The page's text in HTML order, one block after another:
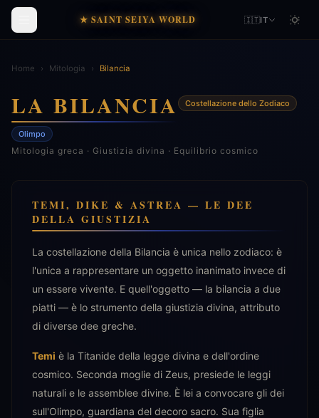
★ SAINT SEIYA WORLD 🇮🇹IT
Home › Mitologia › Bilancia
LA BILANCIA Costellazione dello Zodiaco
Olimpo
Mitologia greca · Giustizia divina · Equilibrio cosmico
TEMI, DIKE & ASTREA — LE DEE
DELLA GIUSTIZIA
La costellazione della Bilancia è unica nello zodiaco: è
l'unica a rappresentare un oggetto inanimato invece di
un essere vivente. E quell'oggetto — la bilancia a due
piatti — è lo strumento della giustizia divina, attributo
di diverse dee greche.
Temi è la Titanide della legge divina e dell'ordine
cosmico. Seconda moglie di Zeus, presiede le leggi
naturali e le assemblee divine. È lei a convocare gli dei
sull'Olimpo, guardiana del decoro sacro. Sua figlia